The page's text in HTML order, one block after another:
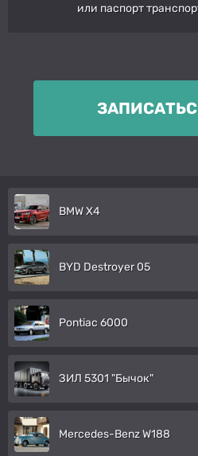
или паспорт
BMW X4
BYD Destroyer 05
Pontiac 6000
ЗИЛ 5301 "Бычок"
Mercedes-Benz W188